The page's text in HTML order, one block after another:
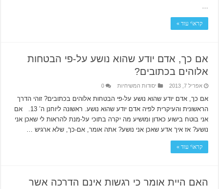
…
קרא\י עוד »
אם כך, אדם יודע שהוא נושע על-פי הבטחות
אלוהים בכתובים?
אפריל 7, 2013 יסודות המשיחיות 0
אם כך, אדם יודע שהוא נושע על-פי הבטחות אלוהים בכתובים? זוהי הדרך
הראשונית והעיקרית לפיה אדם יודע שהוא נושע. ראשונה ליוחנן ה’ 13. אם
אני בוטח בישוע כאדון ומושיע מה יקרה בתוכי על-מנת להראות לי שאכן אני
נושע? אז איך אדע שאכן אני נושע? אתה אומר, אם-כך, שלא ארגיש …
קרא\י עוד »
האם היית אומר כי רגשות אינם הדרכה אשר